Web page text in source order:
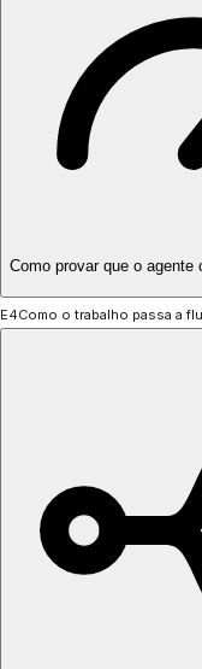
Como provar que o agente
E4Como o trabalho passa a